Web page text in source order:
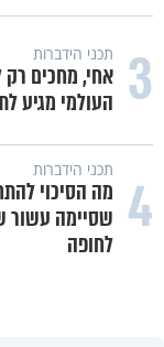
3 תכני הידברות
אחי, מחכים רק
העולמי מגיע
4 תכני הידברות
שסיימה עשור
לחופה
תעצרו לפני שאתם